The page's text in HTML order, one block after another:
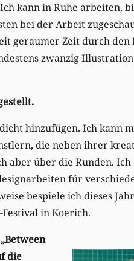
kann in Ruhe arbeiten,
bei der Arbeit
geraumer Zeit durch den
zwanzig
hinzufügen. Ich kann
die neben ihrer
aber über die Runden. Ich
für
bespiele ich dieses
in Koerich.
die